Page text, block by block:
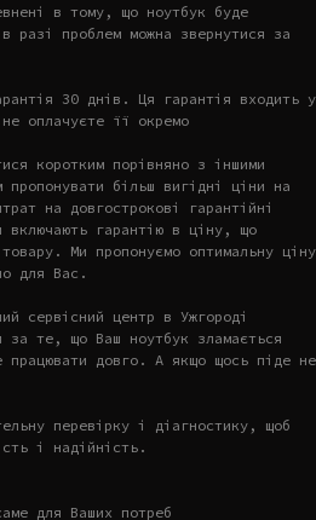
в тому, що ноутбук буде
разі проблем можна звернутися за
30 днів. Ця гарантія входить у
оплачуєте її окремо
коротким порівняно з іншими
більш вигідні ціни на
на довгострокові гарантійні
включають гарантію в ціну, що
Ми пропонуємо оптимальну ціну
для Вас.
сервісний центр в Ужгороді
за те, що Ваш ноутбук зламається
працювати довго. А якщо щось піде не
перевірку і діагностику, щоб
і надійність.
для Ваших потреб